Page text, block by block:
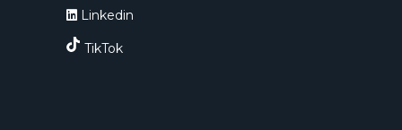
Linkedin
TikTok